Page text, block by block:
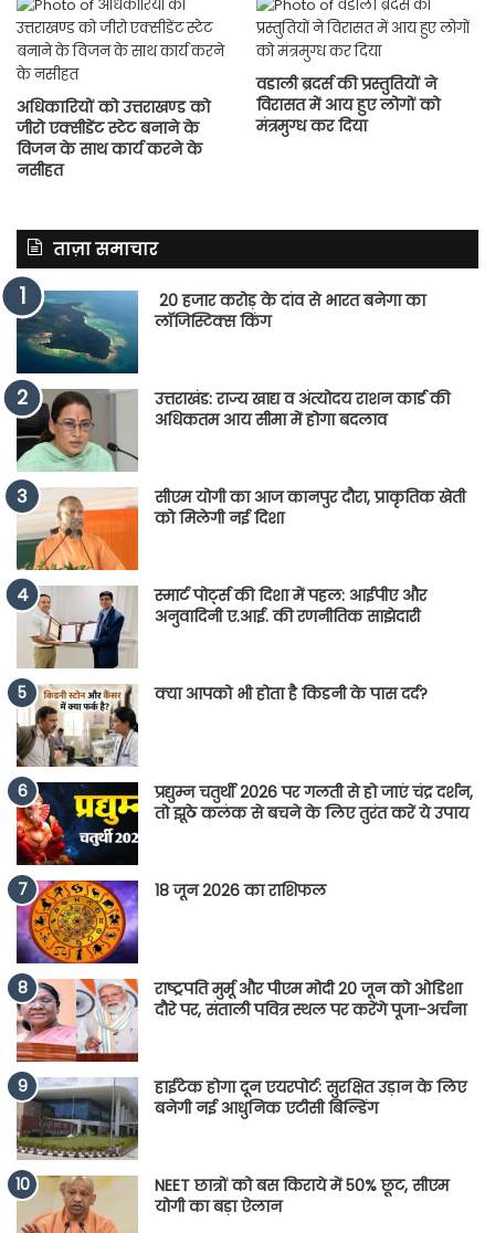
अधिकारियों को उत्तराखण्ड को
जीरो एक्सीडेंट स्टेट बनाने के
विजन के साथ कार्य करने के
नसीहत
वडाली ब्रदर्स की प्रस्तुतियों ने
विरासत में आय हुए लोगों को
मंत्रमुग्ध कर दिया
ताज़ा समाचार
20 हजार करोड़ के दांव से भारत बनेगा का
लॉजिस्टिक्स किंग
उत्तराखंड: राज्य खाद्य व अंत्योदय राशन कार्ड की
अधिकतम आय सीमा में होगा बदलाव
सीएम योगी का आज कानपुर दौरा, प्राकृतिक खेती
को मिलेगी नई दिशा
स्मार्ट पोर्ट्स की दिशा में पहल: आईपीए और
अनुवादिनी ए.आई. की रणनीतिक साझेदारी
क्या आपको भी होता है किडनी के पास दर्द?
प्रद्युम्न चतुर्थी 2026 पर गलती से हो जाएं चंद्र दर्शन,
तो झूठे कलंक से बचने के लिए तुरंत करें ये उपाय
18 जून 2026 का राशिफल
राष्ट्रपति मुर्मू और पीएम मोदी 20 जून को ओडिशा
दौरे पर, संताली पवित्र स्थल पर करेंगे पूजा-अर्चना
हाईटेक होगा दून एयरपोर्ट: सुरक्षित उड़ान के लिए
बनेगी नई आधुनिक एटीसी बिल्डिंग
NEET छात्रों को बस किराये में 50% छूट, सीएम
योगी का बड़ा ऐलान